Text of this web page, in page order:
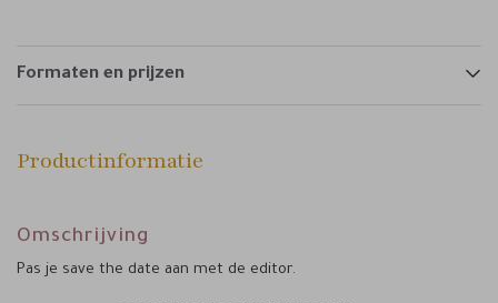
Formaten en prijzen
Productinformatie
Omschrijving
Pas je save the date aan met de editor.